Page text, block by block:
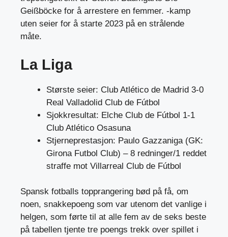
Geißböcke for å arrestere en femmer. -kamp
uten seier for å starte 2023 på en strålende
måte.
La Liga
Største seier: Club Atlético de Madrid 3-0
Real Valladolid Club de Fútbol
Sjokkresultat: Elche Club de Fútbol 1-1
Club Atlético Osasuna
Stjerneprestasjon: Paulo Gazzaniga (GK:
Girona Futbol Club) – 8 redninger/1 reddet
straffe mot Villarreal Club de Fútbol
Spansk fotballs topprangering bød på få, om
noen, snakkepoeng som var utenom det vanlige i
helgen, som førte til at alle fem av de seks beste
på tabellen tjente tre poengs trekk over spillet i